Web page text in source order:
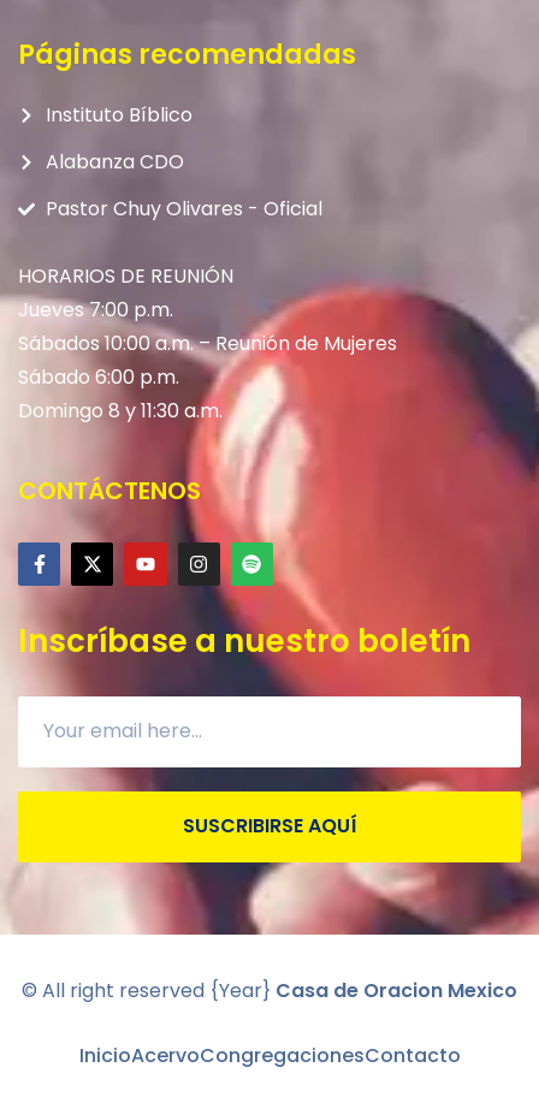
Páginas recomendadas
Instituto Bíblico
Alabanza CDO
Pastor Chuy Olivares - Oficial
HORARIOS DE REUNIÓN
Jueves 7:00 p.m.
Sábados 10:00 a.m. – Reunión de Mujeres
Sábado 6:00 p.m.
Domingo 8 y 11:30 a.m.
CONTÁCTENOS
Inscríbase a nuestro boletín
SUSCRIBIRSE AQUÍ
© All right reserved {Year} Casa de Oracion Mexico
InicioAcervoCongregacionesContacto